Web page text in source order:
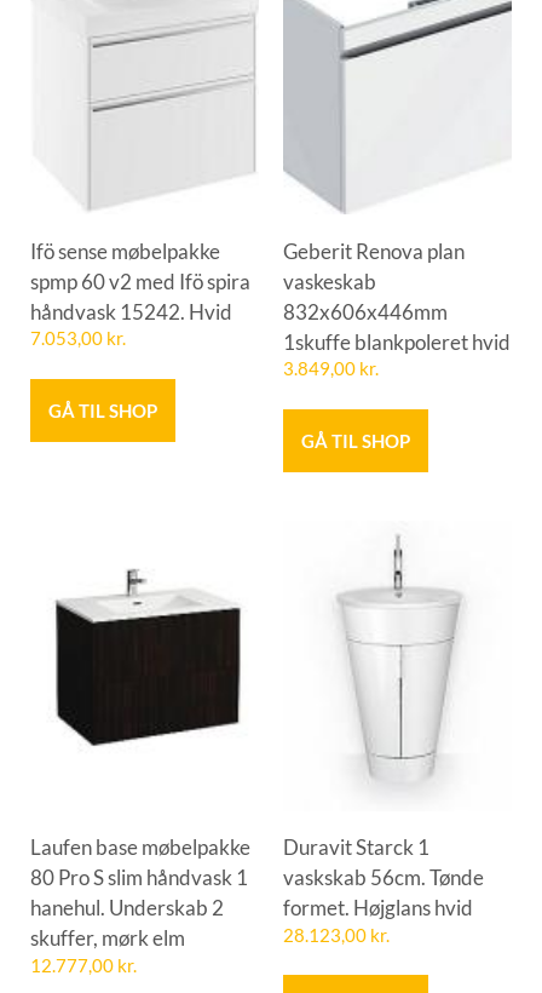
Ifö sense møbelpakke
spmp 60 v2 med Ifö spira
håndvask 15242. Hvid
7.053,00 kr.
GÅ TIL SHOP
Geberit Renova plan
vaskeskab
832x606x446mm
1skuffe blankpoleret hvid
3.849,00 kr.
GÅ TIL SHOP
Laufen base møbelpakke
80 Pro S slim håndvask 1
hanehul. Underskab 2
skuffer, mørk elm
12.777,00 kr.
Duravit Starck 1
vaskskab 56cm. Tønde
formet. Højglans hvid
28.123,00 kr.